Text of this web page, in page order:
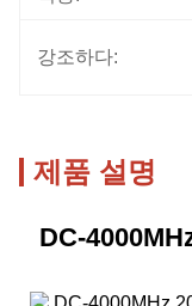
강조하다:
제품 설명
DC-